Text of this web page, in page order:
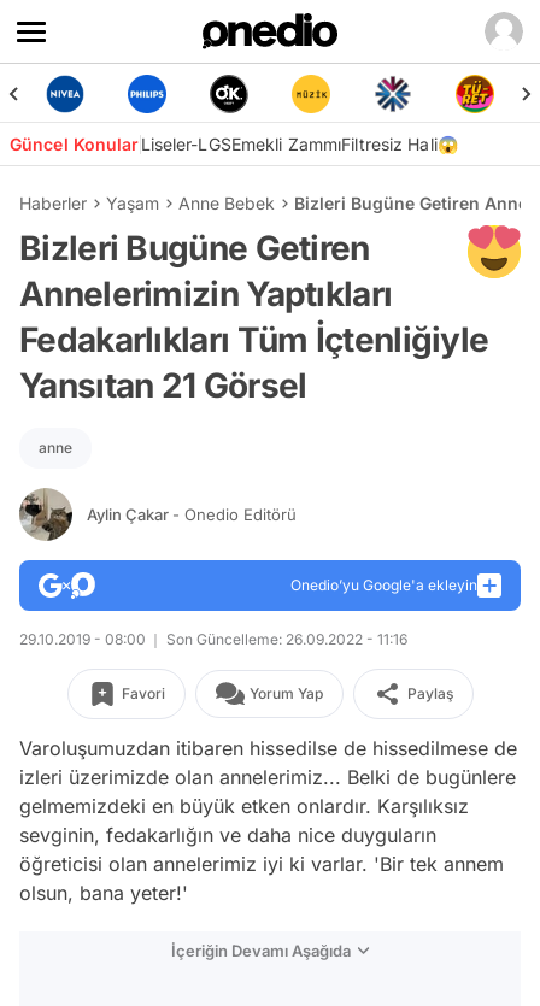
Güncel KonularLiseler-LGSEmekli ZammıFiltresiz Hali😱
Haberler Yaşam Anne Bebek Bizleri Bugüne Getiren
Bizleri Bugüne Getiren
Annelerimizin Yaptıkları
Fedakarlıkları Tüm İçtenliğiyle
Yansıtan 21 Görsel
anne
Aylin Çakar - Onedio Editörü
Onedio’yu Google'a ekleyin
29.10.2019 - 08:00 Son Güncelleme: 26.09.2022 - 11:16
Favori Yorum Yap Paylaş
Varoluşumuzdan itibaren hissedilse de hissedilmese de
izleri üzerimizde olan annelerimiz... Belki de bugünlere
gelmemizdeki en büyük etken onlardır. Karşılıksız
sevginin, fedakarlığın ve daha nice duyguların
öğreticisi olan annelerimiz iyi ki varlar. 'Bir tek annem
olsun, bana yeter!'
İçeriğin Devamı Aşağıda